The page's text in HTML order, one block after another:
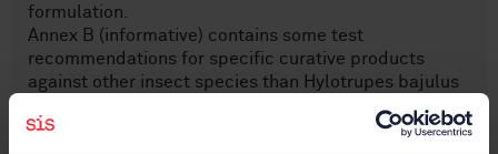
formulation.
Annex B (informative) contains some test
recommendations for specific curative products
against other insect species than Hylotrupes bajulus